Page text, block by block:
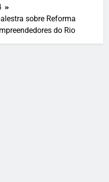
sobre Reforma
do Rio